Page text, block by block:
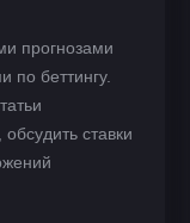
прогнозами
беттингу.
ставки